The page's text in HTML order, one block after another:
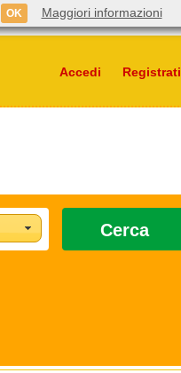
Accedi Registrati
Cerca
OK Maggiori informazioni